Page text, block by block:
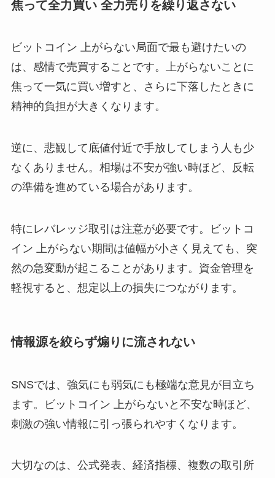
焦って全力買い 全力売りを繰り返さない
ビットコイン 上がらない局面で最も避けたいの
は、感情で売買することです。上がらないことに
焦って一気に買い増すと、さらに下落したときに
精神的負担が大きくなります。
逆に、悲観して底値付近で手放してしまう人も少
なくありません。相場は不安が強い時ほど、反転
の準備を進めている場合があります。
特にレバレッジ取引は注意が必要です。ビットコ
イン 上がらない期間は値幅が小さく見えても、突
然の急変動が起こることがあります。資金管理を
軽視すると、想定以上の損失につながります。
情報源を絞らず煽りに流されない
SNSでは、強気にも弱気にも極端な意見が目立ち
ます。ビットコイン 上がらないと不安な時ほど、
刺激の強い情報に引っ張られやすくなります。
大切なのは、公式発表、経済指標、複数の取引所